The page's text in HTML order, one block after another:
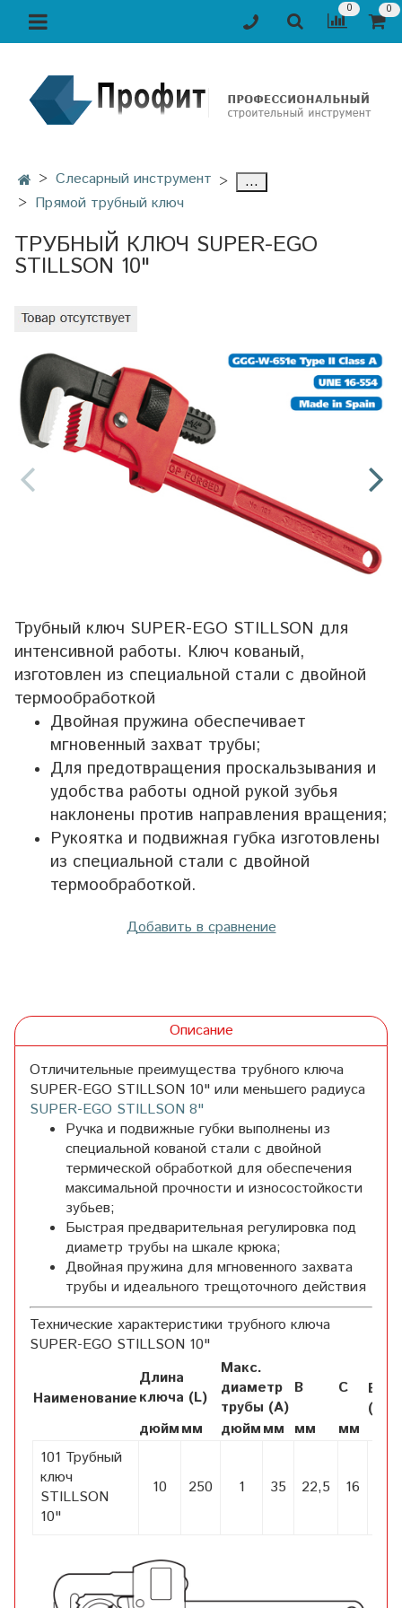
0 0
Слесарный инструмент
...
Прямой трубный ключ
ТРУБНЫЙ КЛЮЧ SUPER-EGO
STILLSON 10"
Трубный ключ SUPER-EGO STILLSON для
интенсивной работы. Ключ кованый,
изготовлен из специальной стали с двойной
термообработкой
Двойная пружина обеспечивает
мгновенный захват трубы;
Для предотвращения проскальзывания и
удобства работы одной рукой зубья
наклонены против направления вращения;
Рукоятка и подвижная губка изготовлены
из специальной стали с двойной
термообработкой.
Добавить в сравнение
Описание
Отличительные преимущества трубного ключа
SUPER-EGO STILLSON 10" или меньшего радиуса
SUPER-EGO STILLSON 8"
Ручка и подвижные губки выполнены из
специальной кованой стали с двойной
термической обработкой для обеспечения
максимальной прочности и износостойкости
зубьев;
Быстрая предварительная регулировка под
диаметр трубы на шкале крюка;
Двойная пружина для мгновенного захвата
трубы и идеального трещоточного действия
Технические характеристики трубного ключа
SUPER-EGO STILLSON 10"
Наименование
Длина
ключа (L)
Макс.
диаметр
трубы (А)
В С
Вес
(кг)
дюйммм дюйммм мм
мм
101 Трубный
ключ
STILLSON
10"
10 250 1 35 22,5 16